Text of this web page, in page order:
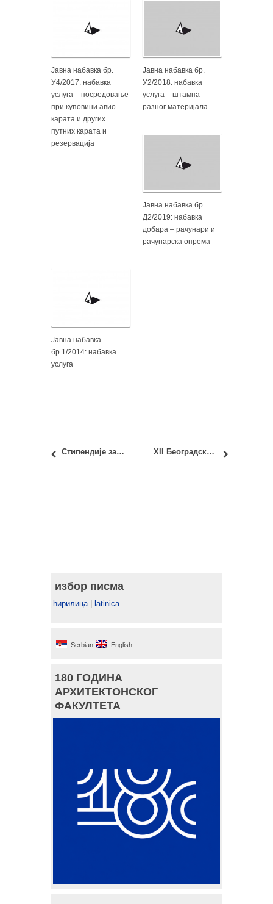
Јавна набавка бр.
У4/2017: набавка
услуга – посредовање
при куповини авио
карата и других
путних карата и
резервација
Јавна набавка бр.
У2/2018: набавка
услуга – штампа
разног материјала
Јавна набавка бр.
Д2/2019: набавка
добара – рачунари и
рачунарска опрема
Јавна набавка
бр.1/2014: набавка
услуга
Стипендије за истраживачке боравке за предаваче и научнике на високошколским установама у Немачкој 2017/18 XII Београдска интернационална недеља архитектуре (БИНА) – ДВОРИШТА ИДЕЈА
избор писма
ћирилица| latinica
Serbian English
180 ГОДИНА
АРХИТЕКТОНСКОГ
ФАКУЛТЕТА